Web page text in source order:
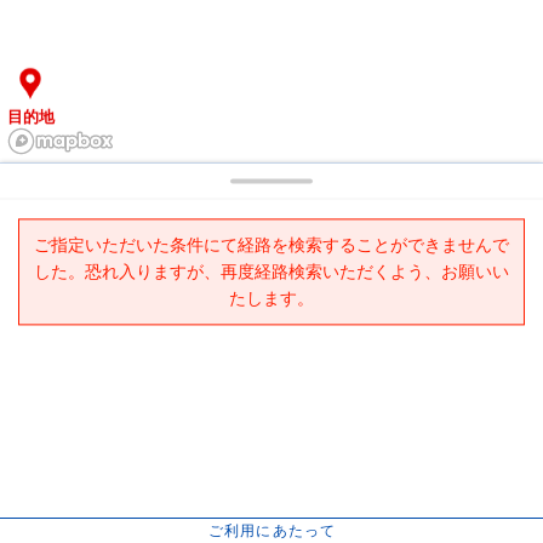
目的地
ご指定いただいた条件にて経路を検索することができませんで
した。恐れ入りますが、再度経路検索いただくよう、お願いい
たします。
ご利用にあたって